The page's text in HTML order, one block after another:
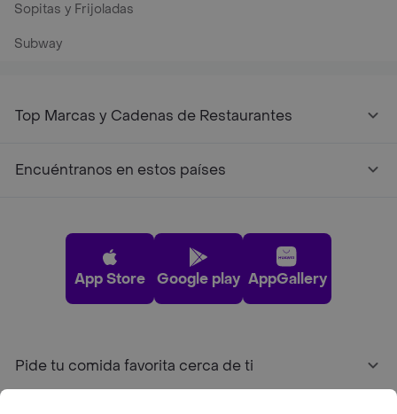
Sopitas y Frijoladas
Subway
Top Marcas y Cadenas de Restaurantes
Encuéntranos en estos países
App Store Google play AppGallery
Pide tu comida favorita cerca de ti